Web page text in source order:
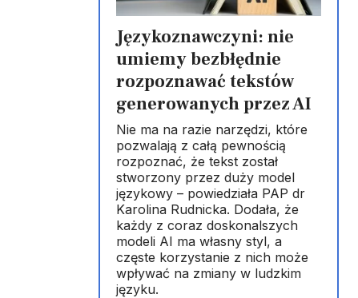
Językoznawczyni: nie
umiemy bezbłędnie
rozpoznawać tekstów
generowanych przez AI
Nie ma na razie narzędzi, które
pozwalają z całą pewnością
rozpoznać, że tekst został
stworzony przez duży model
językowy – powiedziała PAP dr
Karolina Rudnicka. Dodała, że
każdy z coraz doskonalszych
modeli AI ma własny styl, a
częste korzystanie z nich może
wpływać na zmiany w ludzkim
języku.